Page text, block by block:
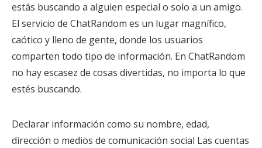
estás buscando a alguien especial o solo a un amigo.
El servicio de ChatRandom es un lugar magnífico,
caótico y lleno de gente, donde los usuarios
comparten todo tipo de información. En ChatRandom
no hay escasez de cosas divertidas, no importa lo que
estés buscando.
Declarar información como su nombre, edad,
dirección o medios de comunicación social Las cuentas